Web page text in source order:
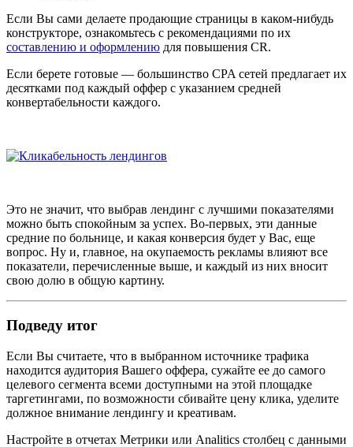
Если Вы сами делаете продающие страницы в каком-нибудь
конструкторе, ознакомьтесь с рекомендациями по их
составлению и оформлению для повышения CR.
Если берете готовые — большинство CPA сетей предлагает их
десятками под каждый оффер с указанием средней
конвертабельности каждого.
Это не значит, что выбрав лендинг с лучшими показателями
можно быть спокойным за успех. Во-первых, эти данные
средние по больнице, и какая конверсия будет у Вас, еще
вопрос. Ну и, главное, на окупаемость рекламы влияют все
показатели, перечисленные выше, и каждый из них вносит
свою долю в общую картину.
Подведу итог
Если Вы считаете, что в выбранном источнике трафика
находится аудитория Вашего оффера, сужайте ее до самого
целевого сегмента всеми доступными на этой площадке
таргетингами, по возможности сбивайте цену клика, уделите
должное внимание лендингу и креативам.
Настройте в отчетах Метрики или Analitics столбец с данными